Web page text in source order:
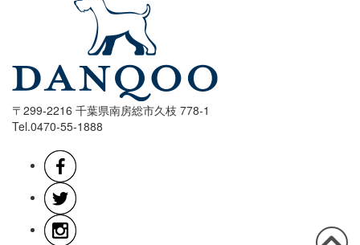
〒299-2216 千葉県南房総市久枝 778-1
Tel.0470-55-1888